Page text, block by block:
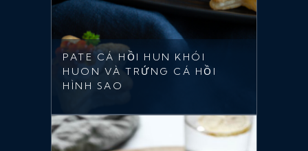
PATE CÁ HỒI HUN KHÓI
HUON VÀ TRỨNG CÁ HỒI
HÌNH SAO